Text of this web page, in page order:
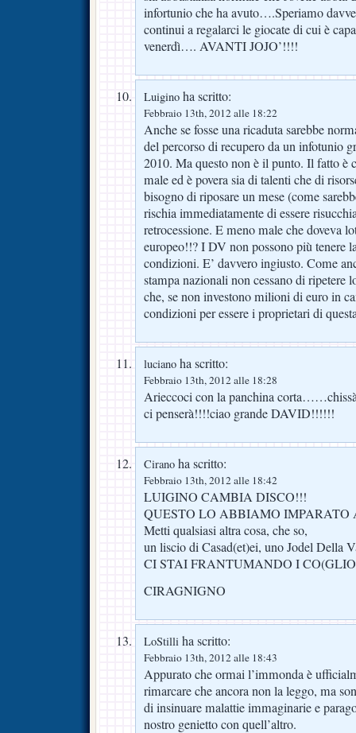
infortunio che ha avuto….Speriamo
continui a regalarci le giocate di cui è
venerdì…. AVANTI JOJO’!!!!
Luigino ha scritto:
Febbraio 13th, 2012 alle 18:22
Anche se fosse una ricaduta sarebbe
del percorso di recupero da un infotunio
2010. Ma questo non è il punto. Il fatto è
male ed è povera sia di talenti che di
bisogno di riposare un mese (come
rischia immediatamente di essere
retrocessione. E meno male che doveva
europeo!!? I DV non possono più tenere
condizioni. E’ davvero ingiusto. Come
stampa nazionali non cessano di ripetere
che, se non investono milioni di euro in
condizioni per essere i proprietari di
luciano ha scritto:
Febbraio 13th, 2012 alle 18:28
Arieccoci con la panchina
ci penserà!!!!ciao grande DAVID!!!!!!
Cirano ha scritto:
Febbraio 13th, 2012 alle 18:42
LUIGINO CAMBIA DISCO!!!
QUESTO LO ABBIAMO
Metti qualsiasi altra cosa, che so,
un liscio di Casad(et)ei, uno Jodel Della
CI STAI FRANTUMANDO I
CIRAGNIGNO
LoStilli ha scritto:
Febbraio 13th, 2012 alle 18:43
Appurato che ormai l’immonda è
rimarcare che ancora non la leggo, ma
di insinuare malattie immaginarie e
nostro genietto con quell’altro.